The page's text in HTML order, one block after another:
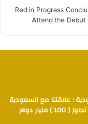
Red in Progress
Attend the Debut
: علاقتنا مع السعودية
دولار